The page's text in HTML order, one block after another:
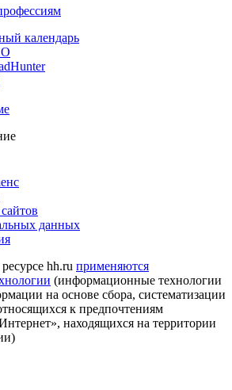
календарь
данных
hh.ru применяются
(информационные технологии
на основе сбора, систематизации
к предпочтениям
находящихся на территории